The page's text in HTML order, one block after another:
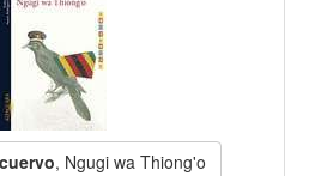
, Ngugi wa Thiong'o